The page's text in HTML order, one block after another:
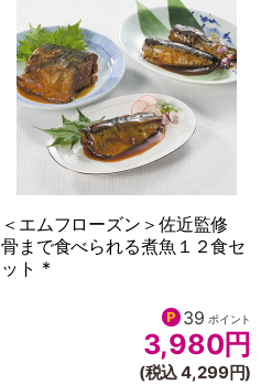
＜エムフローズン＞佐近監修
骨まで食べられる煮魚１２食セ
ット *
39 ポイント
3,980円
(税込 4,299円)